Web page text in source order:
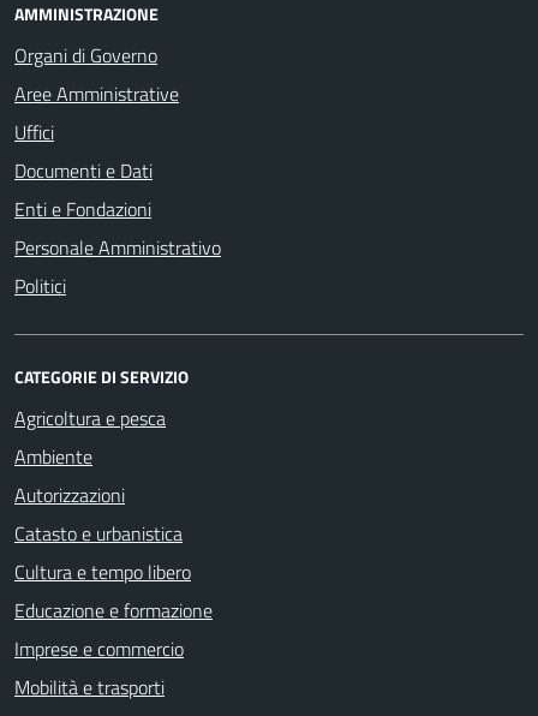
AMMINISTRAZIONE
Organi di Governo
Aree Amministrative
Uffici
Documenti e Dati
Enti e Fondazioni
Personale Amministrativo
Politici
CATEGORIE DI SERVIZIO
Agricoltura e pesca
Ambiente
Autorizzazioni
Catasto e urbanistica
Cultura e tempo libero
Educazione e formazione
Imprese e commercio
Mobilità e trasporti